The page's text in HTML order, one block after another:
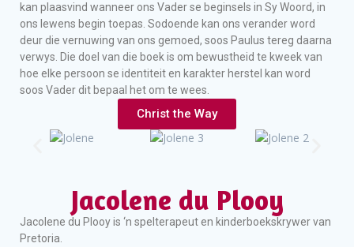
kan plaasvind wanneer ons Vader se beginsels in Sy Woord, in
ons lewens begin toepas. Sodoende kan ons verander word
deur die vernuwing van ons gemoed, soos Paulus tereg daarna
verwys. Die doel van die boek is om bewustheid te kweek van
hoe elke persoon se identiteit en karakter herstel kan word
soos Vader dit bepaal het om te wees.
Christ the Way
Jacolene du Plooy
Jacolene du Plooy is ‘n spelterapeut en kinderboekskrywer van
Pretoria.